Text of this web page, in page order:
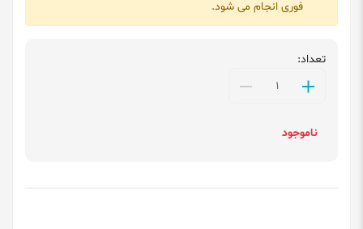
فوری انجام می شود.
تعداد:
ناموجود